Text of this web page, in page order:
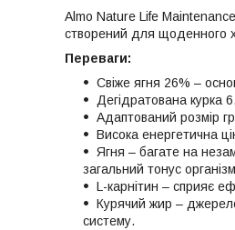
Almo Nature Life
створений для щоденного
Переваги:
Свіже ягня 26% –
Дегідратована курка
Адаптований розмір
Висока енергетична
Ягня – багате на
загальний тонус
L-карнітин – сприяє
Курячий жир –
систему.